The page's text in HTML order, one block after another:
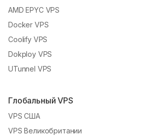
AMD EPYC VPS
Docker VPS
Coolify VPS
Dokploy VPS
UTunnel VPS
Глобальный VPS
VPS США
VPS Великобритании